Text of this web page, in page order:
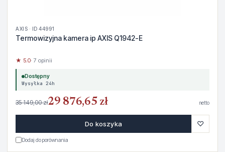
AXIS · ID 44991
Termowizyjna kamera ip AXIS Q1942-E
★ 5.0· 7 opinii
Dostępny
Wysyłka 24h
35 149,00 zł29 876,65 zł netto
Do koszyka ♡
Dodaj do porównania